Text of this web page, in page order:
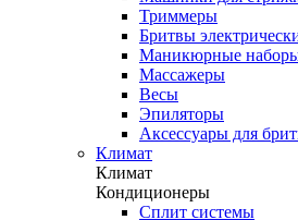
Триммеры
Бритвы
Маникюрные
Массажеры
Весы
Эпиляторы
Аксессуары для
Климат
Климат
Кондиционеры
Сплит системы